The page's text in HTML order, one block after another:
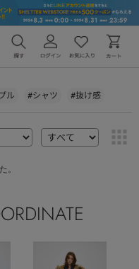
ル #シャツ #抜け感
。